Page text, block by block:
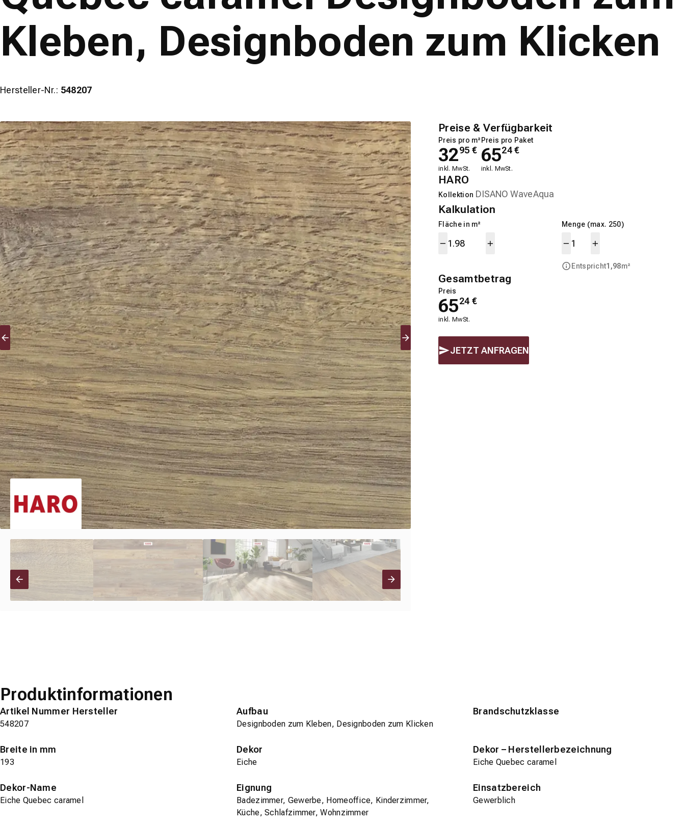
Kleben, Designboden zum Klicken
Hersteller-Nr.: 548207
Preise & Verfügbarkeit
Preis pro m²
3295 €
inkl. MwSt.
Preis pro Paket
6524€
inkl. MwSt.
HARO
Kollektion
Kalkulation
Fläche in m² Menge (max. 250)
Entspricht1,98m²
Gesamtbetrag
Preis
6524 €
inkl. MwSt.
JETZT ANFRAGEN
Produktinformationen
Artikel Nummer Hersteller
548207
Aufbau
Designboden zum Kleben, Designboden zum Klicken
Brandschutzklasse
Breite in mm
193
Dekor
Eiche
Dekor – Herstellerbezeichnung
Eiche Quebec caramel
Dekor-Name
Eiche Quebec caramel
Eignung
Badezimmer, Gewerbe, Homeoffice, Kinderzimmer,
Küche, Schlafzimmer, Wohnzimmer
Einsatzbereich
Gewerblich